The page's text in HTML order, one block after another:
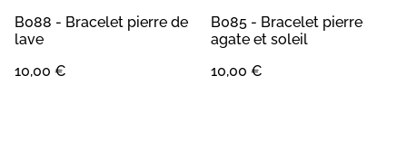
B088 - Bracelet pierre de
lave
10,00 €
B085 - Bracelet pierre
agate et soleil
10,00 €